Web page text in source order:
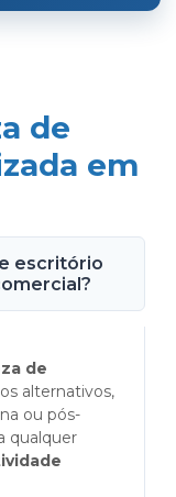
de
em
escritório
de
alternativos,
ou pós-
qualquer